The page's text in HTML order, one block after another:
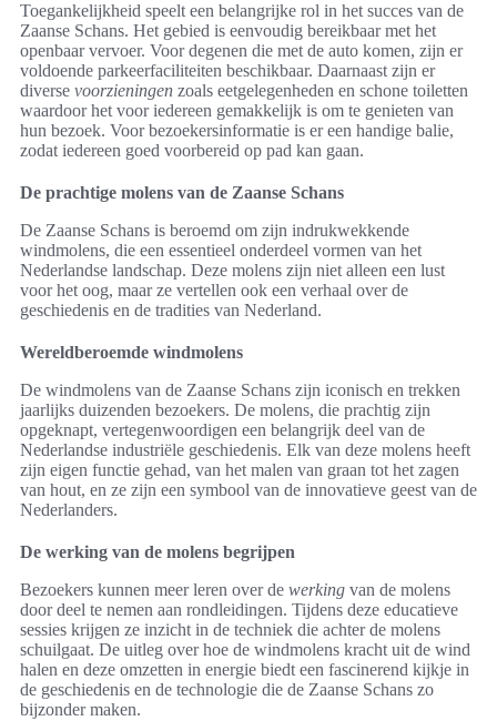
Toegankelijkheid speelt een belangrijke rol in het succes van de
Zaanse Schans. Het gebied is eenvoudig bereikbaar met het
openbaar vervoer. Voor degenen die met de auto komen, zijn er
voldoende parkeerfaciliteiten beschikbaar. Daarnaast zijn er
diverse voorzieningen zoals eetgelegenheden en schone toiletten
waardoor het voor iedereen gemakkelijk is om te genieten van
hun bezoek. Voor bezoekersinformatie is er een handige balie,
zodat iedereen goed voorbereid op pad kan gaan.
De prachtige molens van de Zaanse Schans
De Zaanse Schans is beroemd om zijn indrukwekkende
windmolens, die een essentieel onderdeel vormen van het
Nederlandse landschap. Deze molens zijn niet alleen een lust
voor het oog, maar ze vertellen ook een verhaal over de
geschiedenis en de tradities van Nederland.
Wereldberoemde windmolens
De windmolens van de Zaanse Schans zijn iconisch en trekken
jaarlijks duizenden bezoekers. De molens, die prachtig zijn
opgeknapt, vertegenwoordigen een belangrijk deel van de
Nederlandse industriële geschiedenis. Elk van deze molens heeft
zijn eigen functie gehad, van het malen van graan tot het zagen
van hout, en ze zijn een symbool van de innovatieve geest van de
Nederlanders.
De werking van de molens begrijpen
Bezoekers kunnen meer leren over de werking van de molens
door deel te nemen aan rondleidingen. Tijdens deze educatieve
sessies krijgen ze inzicht in de techniek die achter de molens
schuilgaat. De uitleg over hoe de windmolens kracht uit de wind
halen en deze omzetten in energie biedt een fascinerend kijkje in
de geschiedenis en de technologie die de Zaanse Schans zo
bijzonder maken.